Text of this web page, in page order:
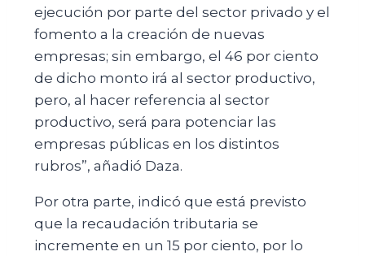
ejecución por parte del sector privado y el
fomento a la creación de nuevas
empresas; sin embargo, el 46 por ciento
de dicho monto irá al sector productivo,
pero, al hacer referencia al sector
productivo, será para potenciar las
empresas públicas en los distintos
rubros”, añadió Daza.
Por otra parte, indicó que está previsto
que la recaudación tributaria se
incremente en un 15 por ciento, por lo